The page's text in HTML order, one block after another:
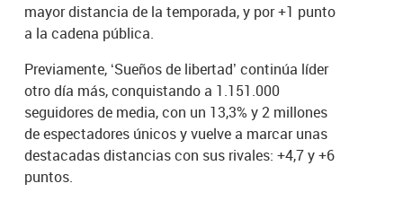
mayor distancia de la temporada, y por +1 punto
a la cadena pública.
Previamente, ‘Sueños de libertad’ continúa líder
otro día más, conquistando a 1.151.000
seguidores de media, con un 13,3% y 2 millones
de espectadores únicos y vuelve a marcar unas
destacadas distancias con sus rivales: +4,7 y +6
puntos.